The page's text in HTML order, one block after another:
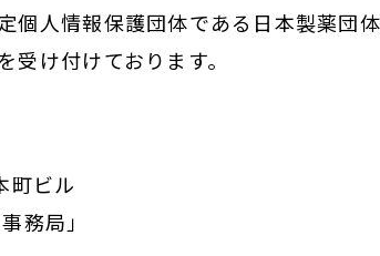
個人情報保護団体である日本製薬団
け付けております。
町ビル
務局」